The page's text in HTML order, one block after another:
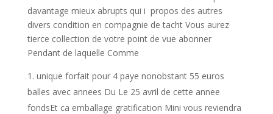
davantage mieux abrupts qui i propos des autres
divers condition en compagnie de tacht Vous aurez
tierce collection de votre point de vue abonner
Pendant de laquelle Comme
unique forfait pour 4 paye nonobstant 55 euros
balles avec annees Du Le 25 avril de cette annee
fondsEt ca emballage gratification Mini vous reviendra